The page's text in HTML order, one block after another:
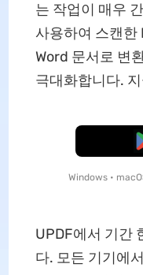
는 작업이 매우
사용하여 스캔한
Word 문서로 변
극대화합니다.
Windows •
UPDF에서 기간
다. 모든 기기에